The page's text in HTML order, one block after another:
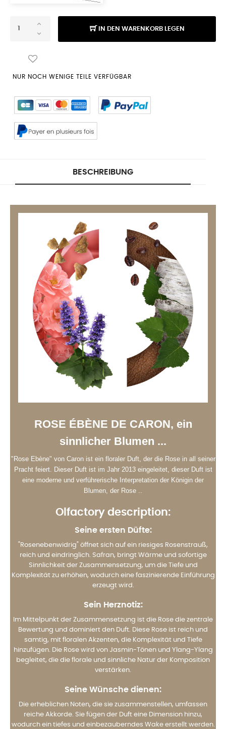
IN DEN WARENKORB LEGEN
NUR NOCH WENIGE TEILE VERFÜGBAR
BESCHREIBUNG
ROSE ÉBÈNE DE CARON, ein
sinnlicher Blumen ...
"Rose Ebène" von Caron ist ein floraler Duft, der die Rose in all seiner
Pracht feiert. Dieser Duft ist im Jahr 2013 eingeleitet, dieser Duft ist
eine moderne und verführerische Interpretation der Königin der
Blumen, der Rose ..
Olfactory description:
Seine ersten Düfte:
"Rosenebenwidrig" öffnet sich auf ein riesiges Rosenstrauß,
reich und eindringlich. Safran, bringt Wärme und sofortige
Sinnlichkeit der Zusammensetzung, um die Tiefe und
Komplexität zu erhöhen, wodurch eine faszinierende Einführung
erzeugt wird.
Sein Herznotiz:
Im Mittelpunkt der Zusammensetzung ist die Rose die zentrale
Bewertung und dominiert den Duft. Diese Rose ist reich und
samtig, mit floralen Akzenten, die Komplexität und Tiefe
hinzufügen. Die Rose wird von Jasmin-Tönen und Ylang-Ylang
begleitet, die die florale und sinnliche Natur der Komposition
verstärken.
Seine Wünsche dienen:
Die erheblichen Noten, die sie zusammenstellen, umfassen
reiche Akkorde. Sie fügen der Duft eine Dimension hinzu,
wodurch ein tiefes und einbezauberndes Wake erstellt werden.